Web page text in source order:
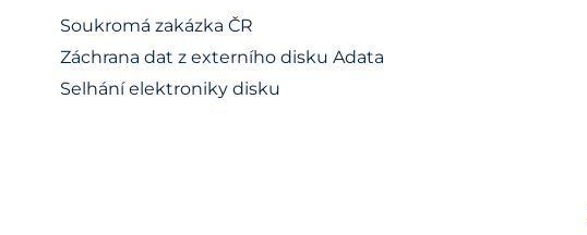
Soukromá zakázka ČR
Záchrana dat z externího disku Adata
Selhání elektroniky disku